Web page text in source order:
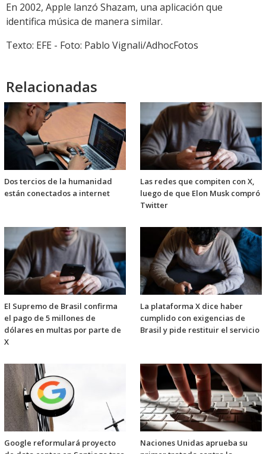
En 2002, Apple lanzó Shazam, una aplicación que
identifica música de manera similar.
Texto: EFE - Foto: Pablo Vignali/AdhocFotos
Relacionadas
Dos tercios de la humanidad
están conectados a internet
Las redes que compiten con X,
luego de que Elon Musk compró
Twitter
El Supremo de Brasil confirma
el pago de 5 millones de
dólares en multas por parte de
X
La plataforma X dice haber
cumplido con exigencias de
Brasil y pide restituir el servicio
Google reformulará proyecto
Naciones Unidas aprueba su